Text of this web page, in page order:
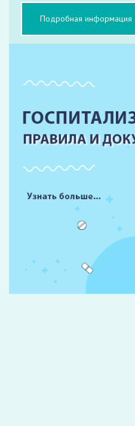
Подробная информация
Форма записи на прием
ФИО: